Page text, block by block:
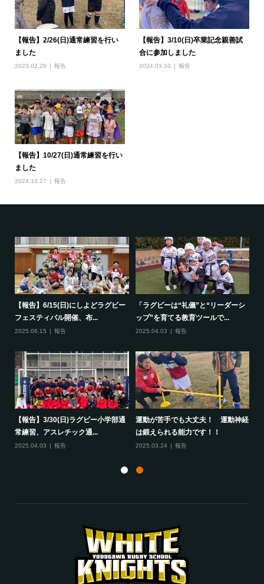
【報告】2/26(日)通常練習を行い
ました
2023.02.26 報告
【報告】3/10(日)卒業記念親善試
合に参加しました
2024.03.10 報告
【報告】10/27(日)通常練習を行い
ました
2024.10.27 報告
【報告】6/15(日)にしよどラグビー
フェスティバル開催、布...
2025.06.15 報告
「ラグビーは“礼儀”と“リーダーシ
ップ”を育てる教育ツールで...
2025.04.03 報告
【報告】3/30(日)ラグビー小学部通
常練習、アスレチック通...
2025.04.03 報告
運動が苦手でも大丈夫！ 運動神経
は鍛えられる能力です！！
2025.03.24 報告